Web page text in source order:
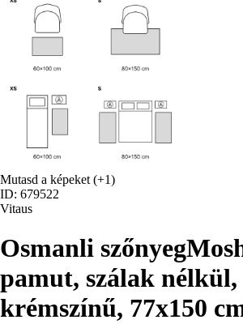
Mutasd a képeket (+1)
ID: 679522
Vitaus
Osmanli szőnyeg
pamut, szálak nélkül,
krémszínű, 77x150